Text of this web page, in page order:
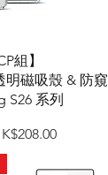
瀏覽
組】
明磁吸殼 & 防窺
S26 系列
銷價格